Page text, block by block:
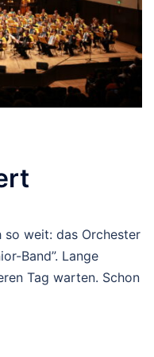
so weit: das Orchester
Band”. Lange
Tag warten. Schon